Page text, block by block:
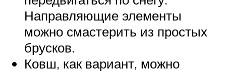
Направляющие элементы
можно смастерить из простых
брусков.
Ковш, как вариант, можно